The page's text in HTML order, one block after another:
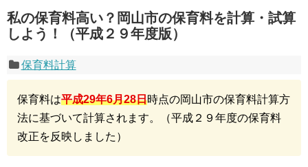
私の保育料高い？岡山市の保育料を計算・試算
しよう！（平成２９年度版）
保育料計算
保育料は平成29年6月28日時点の岡山市の保育料計算方
法に基づいて計算されます。（平成２９年度の保育料
改正を反映しました）